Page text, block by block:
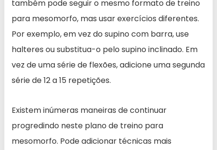
também pode seguir o mesmo formato de treino
para mesomorfo, mas usar exercícios diferentes.
Por exemplo, em vez do supino com barra, use
halteres ou substitua-o pelo supino inclinado. Em
vez de uma série de flexões, adicione uma segunda
série de 12 a 15 repetições.
Existem inúmeras maneiras de continuar
progredindo neste plano de treino para
mesomorfo. Pode adicionar técnicas mais